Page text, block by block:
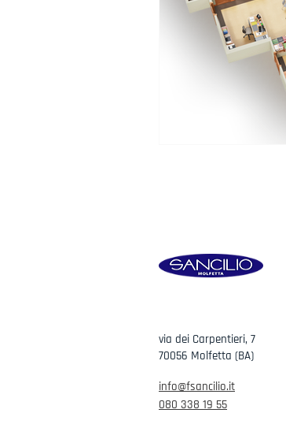
via dei Carpentieri, 7
70056 Molfetta (BA)
info@fsancilio.it
080 338 19 55